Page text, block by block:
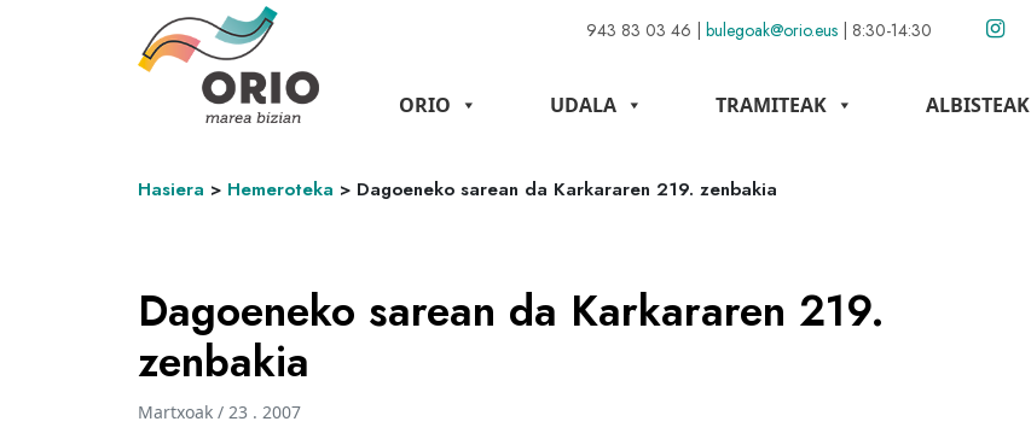
943 83 03 46 | bulegoak@orio.eus | 8:30-14:30
ORIO UDALA TRAMITEAK ALBISTEAK
Hasiera > Hemeroteka > Dagoeneko sarean da Karkararen 219. zenbakia
Dagoeneko sarean da Karkararen 219.
zenbakia
Martxoak / 23 . 2007